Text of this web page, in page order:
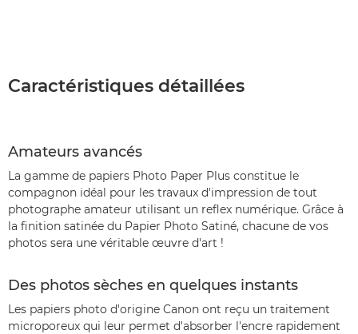
Caractéristiques détaillées
Amateurs avancés
La gamme de papiers Photo Paper Plus constitue le
compagnon idéal pour les travaux d'impression de tout
photographe amateur utilisant un reflex numérique. Grâce à
la finition satinée du Papier Photo Satiné, chacune de vos
photos sera une véritable œuvre d'art !
Des photos sèches en quelques instants
Les papiers photo d'origine Canon ont reçu un traitement
microporeux qui leur permet d'absorber l'encre rapidement